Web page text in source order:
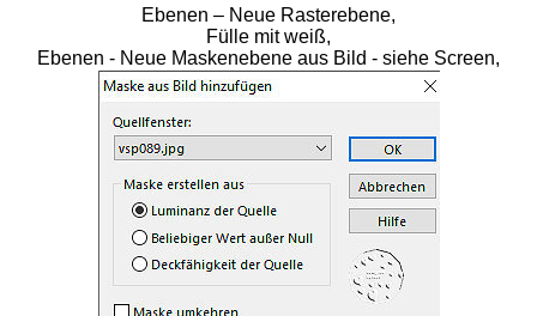
Ebenen – Neue Rasterebene,
Fülle mit weiß,
Ebenen - Neue Maskenebene aus Bild - siehe Screen,